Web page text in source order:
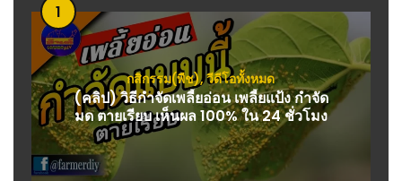
1
กสิกรรม(พืช),วีดีโอทั้งหมด
(คลิป) วิธีกำจัดเพลี้ยอ่อน​ เพลี้ยแป้ง กำจัด
มด ตายเรียบ​ เห็นผล 100​% ใน 24 ชั่วโมง